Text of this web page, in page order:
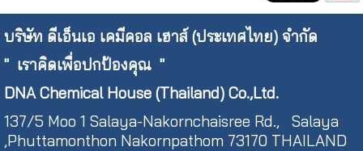
บริษัท ดีเอ็นเอ เคมีคอล เฮาส์ (ประเทศไทย) จำกัด
" เราคิดเพื่อปกป้องคุณ "
DNA Chemical House (Thailand) Co.,Ltd.
137/5 Moo 1 Salaya-Nakornchaisree Rd., Salaya
,Phuttamonthon Nakornpathom 73170 THAILAND